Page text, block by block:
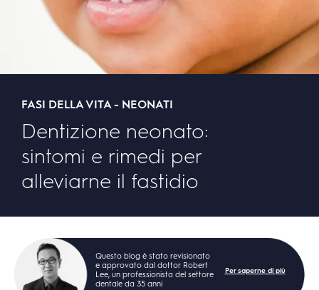
FASI DELLA VITA - NEONATI
Dentizione neonato:
sintomi e rimedi per
alleviarne il fastidio
Questo blog è stato revisionato
e approvato dal dottor Robert
Lee, un professionista del settore
dentale da 35 anni
Per saperne di più